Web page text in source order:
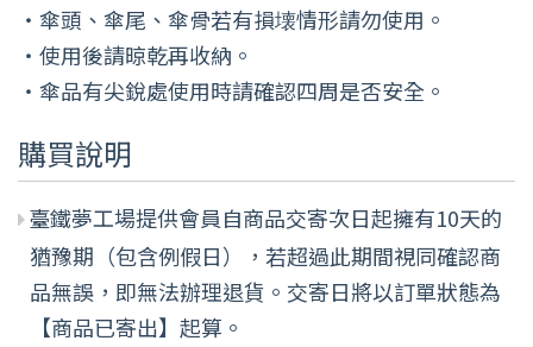
‧傘頭、傘尾、傘骨若有損壊情形請勿使用。
‧使用後請晾乾再收納。
‧傘品有尖銳處使用時請確認四周是否安全。
購買說明
臺鐵夢工場提供會員自商品交寄次日起擁有10天的
猶豫期（包含例假日），若超過此期間視同確認商
品無誤，即無法辦理退貨。交寄日將以訂單狀態為
【商品已寄出】起算。